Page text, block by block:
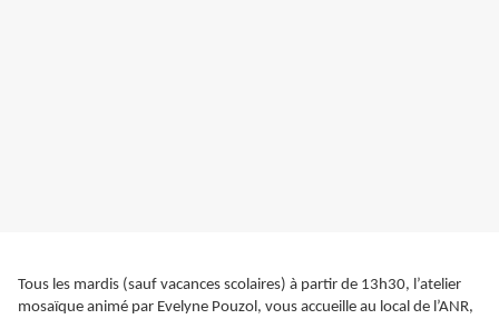
Tous les mardis (sauf vacances scolaires) à partir de 13h30, l’atelier
mosaïque animé par Evelyne Pouzol, vous accueille au local de l’ANR,